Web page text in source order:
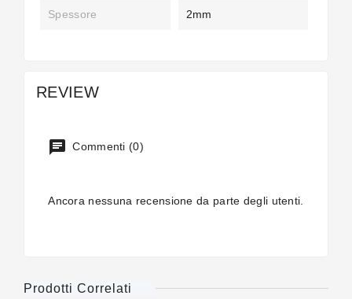
Spessore 2mm
REVIEW
Commenti (0)
Ancora nessuna recensione da parte degli utenti.
Prodotti Correlati